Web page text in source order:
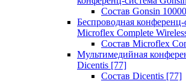
Состав Gonsin
Беспроводная конференц-
Microflex Complete
Состав Microflex
Мультимедийная
Dicentis [77]
Состав Dicentis [77]